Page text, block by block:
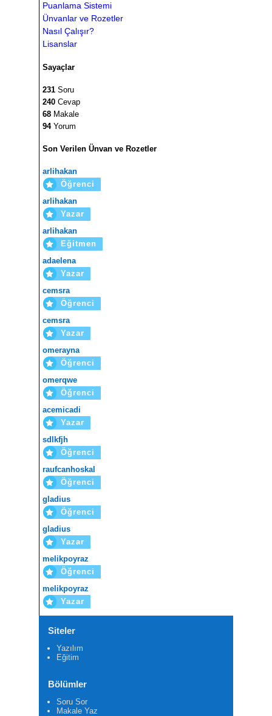
Puanlama Sistemi
Ünvanlar ve Rozetler
Nasıl Çalışır?
Lisanslar
Sayaçlar
231 Soru
240 Cevap
68 Makale
94Yorum
Son Verilen Ünvan ve Rozetler
arlihakan
Öğrenci
arlihakan
Yazar
arlihakan
Eğitmen
adaelena
Yazar
cemsra
Öğrenci
cemsra
Yazar
omerayna
Öğrenci
omerqwe
Öğrenci
acemicadi
Yazar
sdlkfjh
Öğrenci
raufcanhoskal
Öğrenci
gladius
Öğrenci
gladius
Yazar
melikpoyraz
Öğrenci
melikpoyraz
Yazar
Siteler
Yazılım
Eğitim
Bölümler
Soru Sor
Makale Yaz